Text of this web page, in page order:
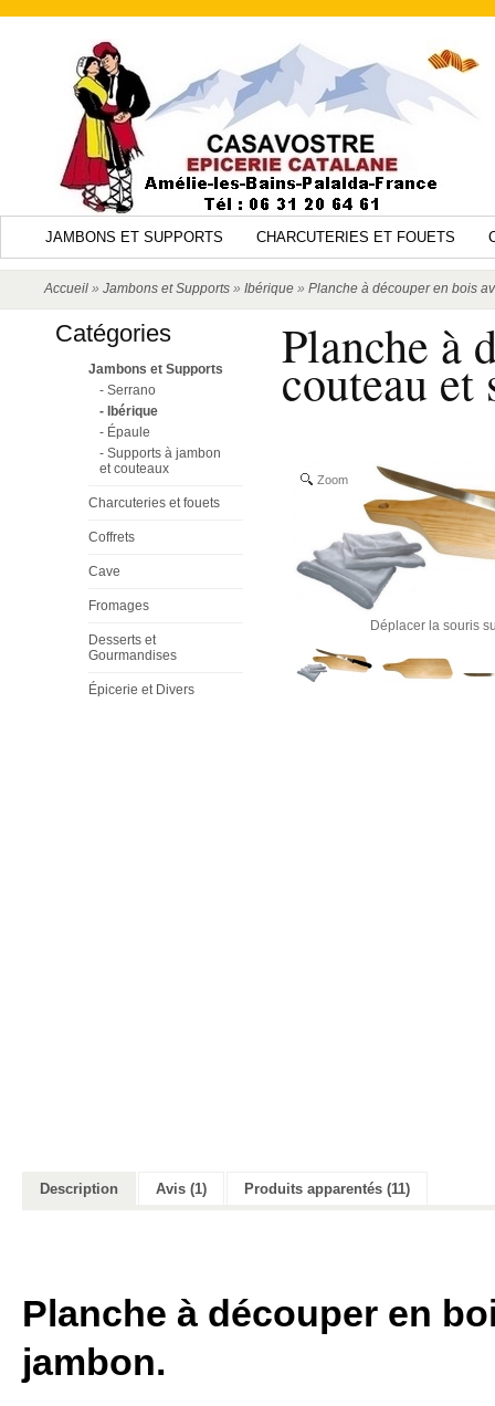
JAMBONS ET SUPPORTS CHARCUTERIES ET FOUETS
Accueil » Jambons et Supports » Ibérique » Planche à découper en bois
Catégories
Jambons et Supports
- Serrano
- Ibérique
- Épaule
- Supports à jambon
et couteaux
Charcuteries et fouets
Coffrets
Cave
Fromages
Desserts et
Gourmandises
Épicerie et Divers
Planche à
couteau et
Zoom
Déplacer la souris
Description Avis (1) Produits apparentés (11)
Planche à découper en
jambon.